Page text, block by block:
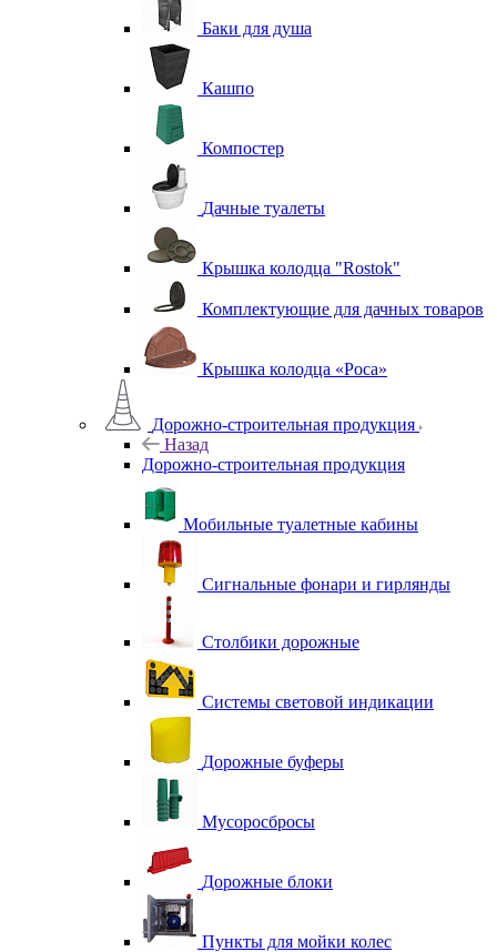
Баки для душа
Кашпо
Компостер
Дачные туалеты
Крышка колодца "Rostok"
Комплектующие для дачных товаров
Крышка колодца «Роса»
Дорожно-строительная продукция
Назад
Дорожно-строительная продукция
Мобильные туалетные кабины
Сигнальные фонари и гирлянды
Столбики дорожные
Системы световой индикации
Дорожные буферы
Мусоросбросы
Дорожные блоки
Пункты для мойки колес